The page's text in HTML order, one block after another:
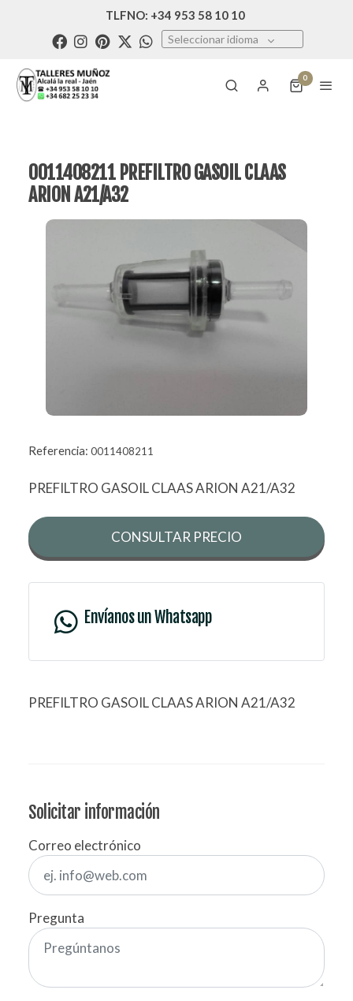
TLFNO: +34 953 58 10 10
Seleccionar idioma
0
0011408211 PREFILTRO GASOIL CLAAS
ARION A21/A32
Referencia: 0011408211
PREFILTRO GASOIL CLAAS ARION A21/A32
CONSULTAR PRECIO
Envíanos un Whatsapp
PREFILTRO GASOIL CLAAS ARION A21/A32
Solicitar información
Correo electrónico
Pregunta